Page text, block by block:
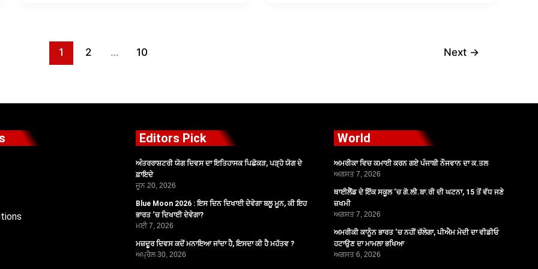
1 2 … 10 Next →
Editors Pick
ਅੰਤਰਰਾਸ਼ਟਰੀ ਯੋਗ ਦਿਵਸ ਦਾ ਇਤਿਹਾਸਕ ਪਿਛੋਕੜ, ਪੜ੍ਹੋ ਯੋਗ ਦੇ
ਫ਼ਾਇਦੇ
ਜੂਨ 20, 2026
Blue Moon 2026 : ਇਸ ਦਿਨ ਦਿਖਾਈ ਦੇਵੇਗਾ ਬਲੂ ਮੂਨ, ਕੀ ਇਹ
ਭਾਰਤ ‘ਚ ਦਿਖਾਈ ਦੇਵੇਗਾ?
ਮਈ 7, 2026
ਮਜ਼ਦੂਰ ਦਿਵਸ ਕਦੋਂ ਮਨਾਇਆ ਜਾਂਦਾ ਹੈ, ਇਸਦਾ ਕੀ ਹੈ ਮਹੱਤਵ ?
ਅਪ੍ਰੈਲ 30, 2026
World
ਅਮਰੀਕਾ ਵਿਚ ਕਮਾਈ ਕਰਨ ਗਏ ਪੰਜਾਬੀ ਨੌਜਵਾਨ ਦਾ ਕ.ਤਲ
ਅਗਸਤ 7, 2026
ਥਾਈਲੈਂਡ ਦੇ ਇੱਕ ਸਕੂਲ ‘ਚ ਗੋ.ਲੀ.ਬਾ.ਰੀ ਦੀ ਘਟਨਾ, 15 ਤੋਂ ਵੱਧ ਜਣੇ
ਜ਼ਖਮੀ
ਅਗਸਤ 7, 2026
ਅਮਰੀਕੀ ਕਾਨੂੰਨ ਭਾਰਤ ‘ਚ ਨਹੀਂ ਚੱਲੇਗਾ, ਪੀਐਮ ਮੋਦੀ ਦਾ ਵੀਡੀਓ
ਹਟਾਉਣ ਦਾ ਮਾਮਲਾ ਭਖਿਆ
ਅਗਸਤ 6, 2026